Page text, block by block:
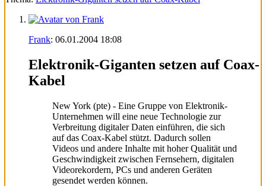
Frank: 06.01.2004 18:08
Elektronik-Giganten setzen auf Coax-
Kabel
New York (pte) - Eine Gruppe von Elektronik-
Unternehmen will eine neue Technologie zur
Verbreitung digitaler Daten einführen, die sich
auf das Coax-Kabel stützt. Dadurch sollen
Videos und andere Inhalte mit hoher Qualität und
Geschwindigkeit zwischen Fernsehern, digitalen
Videorekordern, PCs und anderen Geräten
gesendet werden können.